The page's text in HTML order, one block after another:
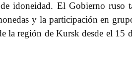
idoneidad. El Gobierno ruso
y la participación en
la región de Kursk desde el 15